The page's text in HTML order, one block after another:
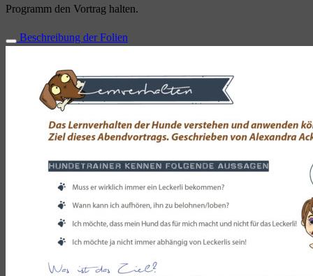
Programm den Vortrag halten.
Beschreibung der Folien